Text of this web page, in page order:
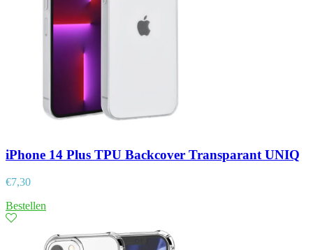
iPhone 14 Plus TPU Backcover Transparant UNIQ
€7,30
Bestellen